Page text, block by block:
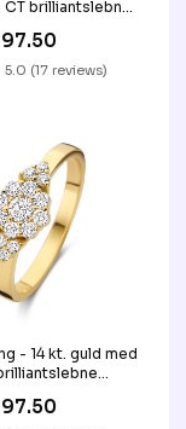
CT brilliantslebne
title-updated
5.0 (17 reviews)
- 14 kt. guld med
Updated